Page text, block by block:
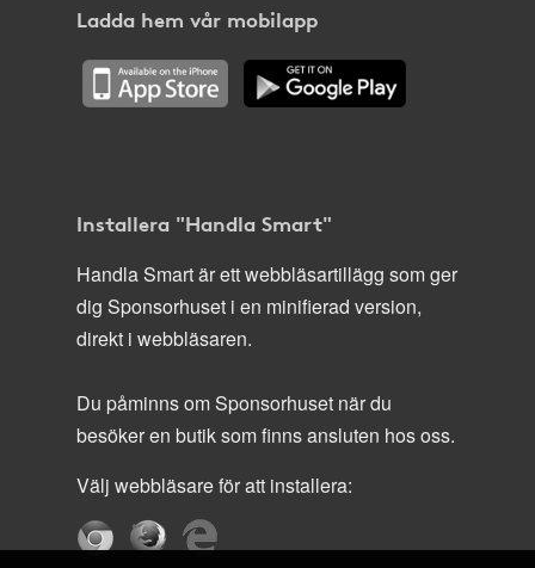
Ladda hem vår mobilapp
Installera "Handla Smart"
Handla Smart är ett webbläsartillägg som ger
dig Sponsorhuset i en minifierad version,
direkt i webbläsaren.
Du påminns om Sponsorhuset när du
besöker en butik som finns ansluten hos oss.
Välj webbläsare för att installera: